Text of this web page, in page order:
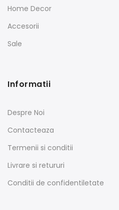
Home Decor
Accesorii
Sale
Informatii
Despre Noi
Contacteaza
Termenii si conditii
Livrare si retururi
Conditii de confidentiletate